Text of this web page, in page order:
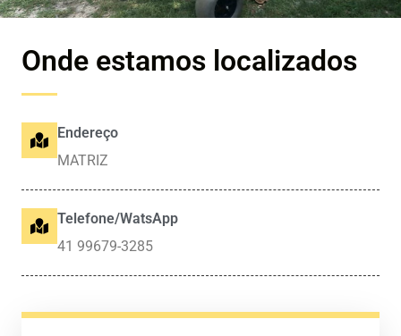
Onde estamos localizados
Endereço
MATRIZ
Telefone/WatsApp
41 99679-3285